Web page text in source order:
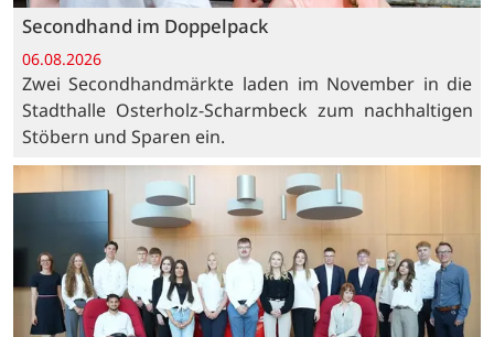
Secondhand im Doppelpack
06.08.2026
Zwei Secondhandmärkte laden im November in die
Stadthalle Osterholz-Scharmbeck zum nachhaltigen
Stöbern und Sparen ein.